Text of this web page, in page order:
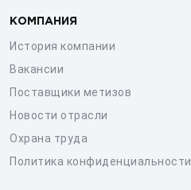
КОМПАНИЯ
История компании
Вакансии
Поставщики метизов
Новости отрасли
Охрана труда
Политика конфиденциальности